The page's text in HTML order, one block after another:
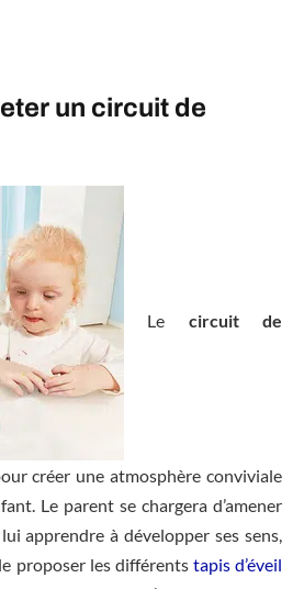
un circuit de
Le circuit de
créer une atmosphère conviviale
Le parent se chargera d’amener
lui apprendre à développer ses sens,
proposer les différents tapis d’éveil